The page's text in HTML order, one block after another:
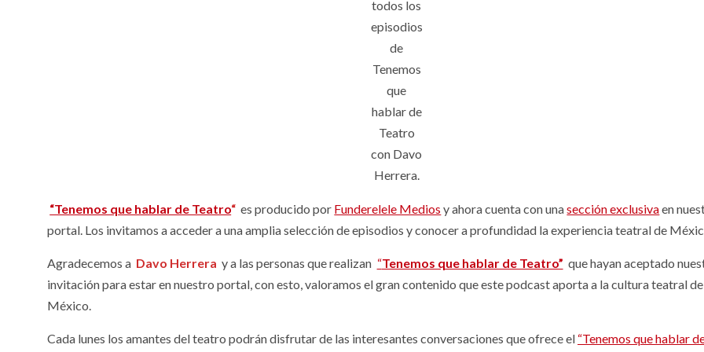
todos los
episodios
de
Tenemos
que
hablar de
Teatro
con Davo
Herrera.
“Tenemos que hablar de Teatro“ es producido por Funderelele Medios y ahora cuenta con unasección exclusivaen
portal. Los invitamos a acceder a una amplia selección de episodios y conocer a profundidad la experiencia teatral de
Agradecemos a Davo Herrera y a las personas que realizan “Tenemos que hablar de Teatro” que hayan aceptado
invitación para estar en nuestro portal, con esto, valoramos el gran contenido que este podcast aporta a la cultura teatral de
México.
Cada lunes los amantes del teatro podrán disfrutar de las interesantes conversaciones que ofrece el “Tenemos que hablar